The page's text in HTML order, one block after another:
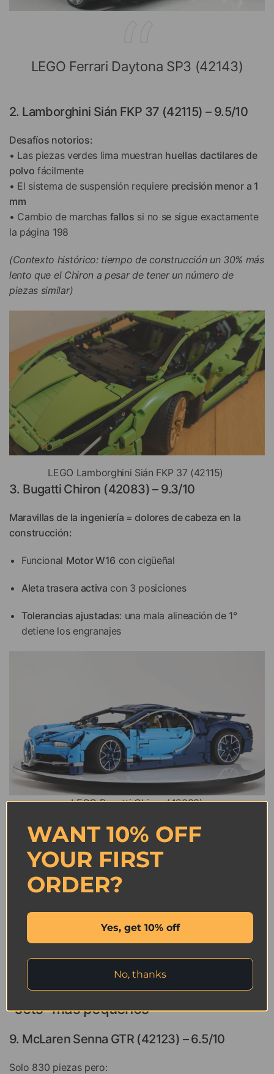
LEGO Ferrari Daytona SP3 (42143)
2. Lamborghini Sián FKP 37 (42115) – 9.5/10
Desafíos notorios:
• Las piezas verdes lima muestran huellas dactilares de
polvo fácilmente
• El sistema de suspensión requiere precisión menor a 1
mm
• Cambio de marchas fallos si no se sigue exactamente
la página 198
(Contexto histórico: tiempo de construcción un 30% más
lento que el Chiron a pesar de tener un número de
piezas similar)
LEGO Lamborghini Sián FKP 37 (42115)
3. Bugatti Chiron (42083) – 9.3/10
Maravillas de la ingeniería = dolores de cabeza en la
construcción:
Funcional Motor W16 con cigüeñal
Aleta trasera activa con 3 posiciones
Tolerancias ajustadas: una mala alineación de 1°
detiene los engranajes
LEGO Bugatti Chiron (42083)
Desafíos de nivel medio
4. Porsche 911 RSR (42096) – 8.1/10
*(Diferenciador clave: el Defender's Sistema 4x4
Sorprendentemente complicados
"sets" más pequeños
9. McLaren Senna GTR (42123) – 6.5/10
Solo 830 piezas pero:
WANT 10% OFF
YOUR FIRST
ORDER?
Yes, get 10% off
No, thanks